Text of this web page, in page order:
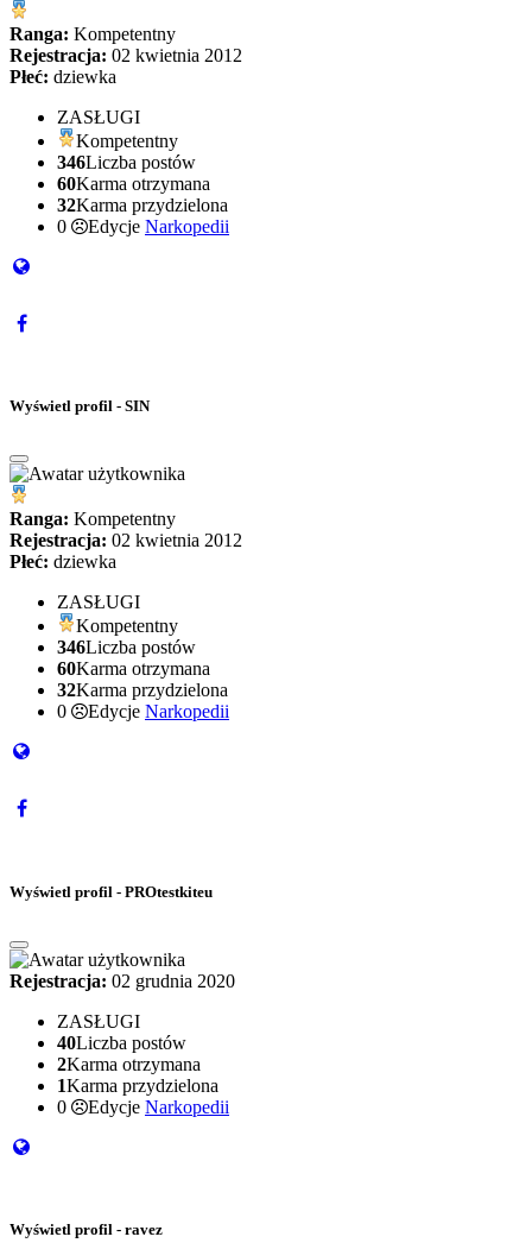
Ranga: Kompetentny
Rejestracja: 02 kwietnia 2012
Płeć: dziewka
ZASŁUGI
Kompetentny
346Liczba postów
60Karma otrzymana
32Karma przydzielona
0
Edycje Narkopedii
Wyświetl profil - SIN
Ranga: Kompetentny
Rejestracja: 02 kwietnia 2012
Płeć: dziewka
ZASŁUGI
Kompetentny
346Liczba postów
60Karma otrzymana
32Karma przydzielona
0
Edycje Narkopedii
Wyświetl profil - PROtestkiteu
Rejestracja: 02 grudnia 2020
ZASŁUGI
40Liczba postów
2Karma otrzymana
1Karma przydzielona
0
Edycje Narkopedii
Wyświetl profil - ravez